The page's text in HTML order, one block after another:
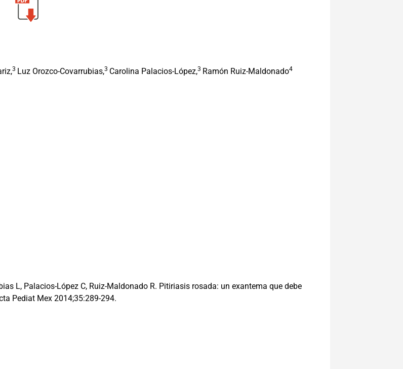
3 Luz Orozco-Covarrubias,3 Carolina Palacios-López,3 Ramón Ruiz-Maldonado4
L, Palacios-López C, Ruiz-Maldonado R. Pitiriasis rosada: un exantema que debe
Pediat Mex 2014;35:289-294.